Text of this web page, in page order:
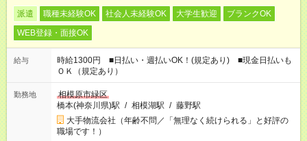
派遣 職種未経験OK 社会人未経験OK 大学生歓迎
ブランクOK
WEB登録・面接OK
給与
時給1300円 ■日払い・週払いOK！(規定あり) ■現金日払いも
ＯＫ（規定あり）
勤務地
相模原市緑区
橋本(神奈川県)駅 / 相模湖駅 / 藤野駅
大手物流会社（年齢不問／「無理なく続けられる」と好評の
職場です！）